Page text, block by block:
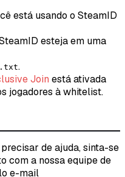
está usando o SteamID
esteja em uma
.
Join está ativada
jogadores à whitelist.
de ajuda, sinta-se
com a nossa equipe de
e-mail